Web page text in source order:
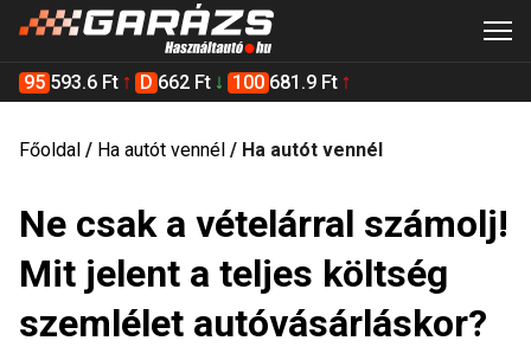
95 593.6 Ft D 662 Ft 100 681.9 Ft
Főoldal / Ha autót vennél / Ha autót vennél
Ne csak a vételárral számolj!
Mit jelent a teljes költség
szemlélet autóvásárláskor?